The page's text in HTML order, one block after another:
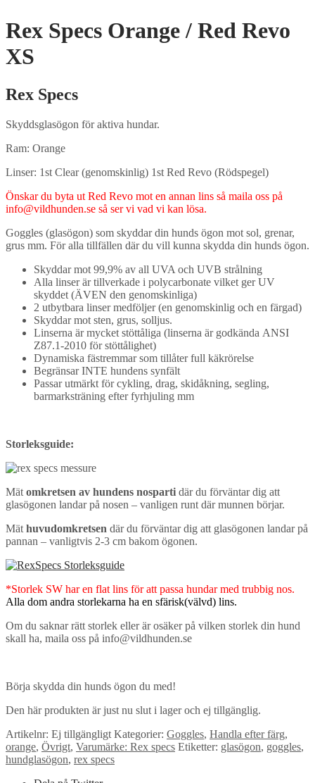
Rex Specs Orange / Red Revo
XS
Rex Specs
Skyddsglasögon för aktiva hundar.
Ram: Orange
Linser: 1st Clear (genomskinlig) 1st Red Revo (Rödspegel)
Önskar du byta ut Red Revo mot en annan lins så maila oss på
info@vildhunden.se så ser vi vad vi kan lösa.
Goggles (glasögon) som skyddar din hunds ögon mot sol, grenar,
grus mm. För alla tillfällen där du vill kunna skydda din hunds ögon.
Skyddar mot 99,9% av all UVA och UVB strålning
Alla linser är tillverkade i polycarbonate vilket ger UV
skyddet (ÄVEN den genomskinliga)
2 utbytbara linser medföljer (en genomskinlig och en färgad)
Skyddar mot sten, grus, solljus.
Linserna är mycket stöttåliga (linserna är godkända ANSI
Z87.1-2010 för stöttålighet)
Dynamiska fästremmar som tillåter full käkrörelse
Begränsar INTE hundens synfält
Passar utmärkt för cykling, drag, skidåkning, segling,
barmarksträning efter fyrhjuling mm
Storleksguide:
Mät omkretsen av hundens nosparti där du förväntar dig att
glasögonen landar på nosen – vanligen runt där munnen börjar.
Mät huvudomkretsen där du förväntar dig att glasögonen landar på
pannan – vanligtvis 2-3 cm bakom ögonen.
*Storlek SW har en flat lins för att passa hundar med trubbig nos.
Alla dom andra storlekarna ha en sfärisk(välvd) lins.
Om du saknar rätt storlek eller är osäker på vilken storlek din hund
skall ha, maila oss på info@vildhunden.se
Börja skydda din hunds ögon du med!
Den här produkten är just nu slut i lager och ej tillgänglig.
Artikelnr: Ej tillgängligt Kategorier: Goggles, Handla efter färg,
orange, Övrigt, Varumärke: Rex specs Etiketter: glasögon, goggles,
hundglasögon, rex specs